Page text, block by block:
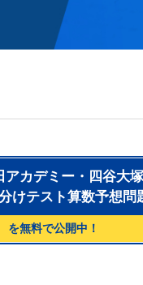
アカデミー・四谷大塚
けテスト算数予想問
を無料で公開中！